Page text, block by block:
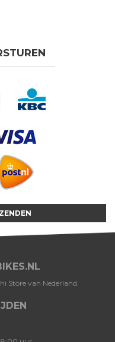
Store van Nederland.